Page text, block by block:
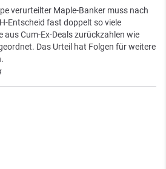
verurteilter Maple-Banker muss nach
Entscheid fast doppelt so viele
aus Cum-Ex-Deals zurückzahlen wie
Das Urteil hat Folgen für weitere